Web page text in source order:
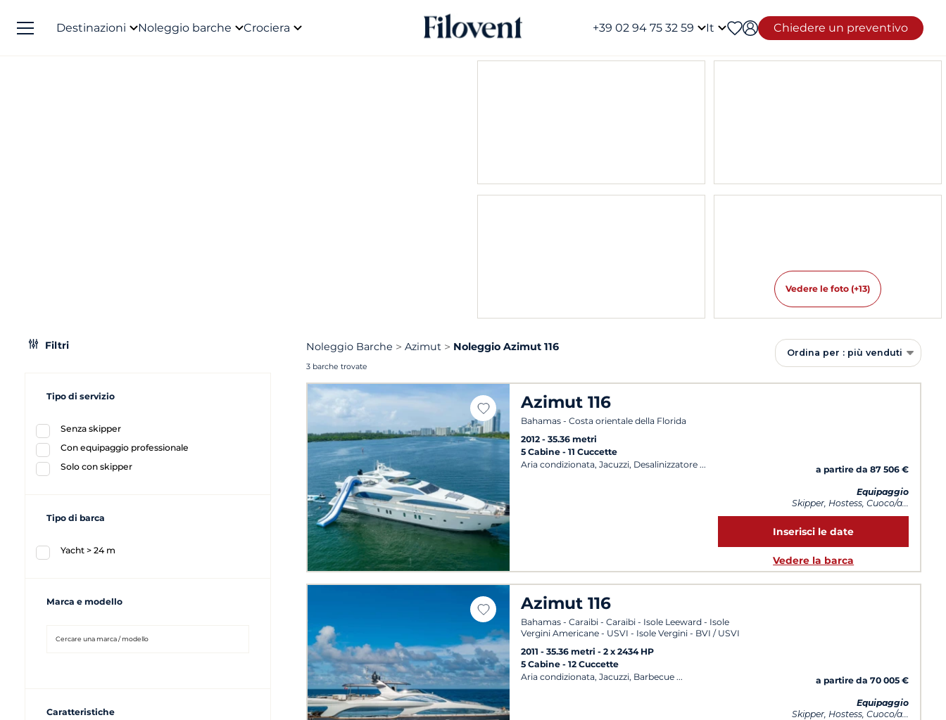
Destinazioni Noleggio barche Crociera +39 02 94 75 32 59 It Chiedere un preventivo
Vedere le foto (+13)
Filtri
Tipo di servizio
Senza skipper
Con equipaggio professionale
Solo con skipper
Tipo di barca
Yacht > 24 m
Marca e modello
Caratteristiche
Noleggio Barche Azimut Noleggio Azimut 116
3 barche trovate
Ordina per : più venduti
Azimut 116
Bahamas - Costa orientale della Florida
2012
35.36 metri
5 Cabine 11 Cuccette
Aria condizionata, Jacuzzi, Desalinizzatore
a partire da 87 506 €
Equipaggio
Skipper, Hostess, Cuoco/a...
Inserisci le date
Vedere la barca
Azimut 116
Bahamas - Caraibi - Caraibi - Isole Leeward - Isole
Vergini Americane - USVI - Isole Vergini - BVI / USVI
2011
35.36 metri
2 x 2434 HP
5 Cabine 12 Cuccette
Aria condizionata, Jacuzzi, Barbecue
a partire da 70 005 €
Equipaggio
Skipper, Hostess, Cuoco/a...